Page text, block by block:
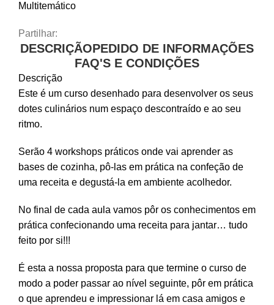
Multitemático
Partilhar:
DESCRIÇÃOPEDIDO DE INFORMAÇÕES
FAQ'S E CONDIÇÕES
Descrição
Este é um curso desenhado para desenvolver os seus
dotes culinários num espaço descontraído e ao seu
ritmo.
Serão 4 workshops práticos onde vai aprender as
bases de cozinha, pô-las em prática na confeção de
uma receita e degustá-la em ambiente acolhedor.
No final de cada aula vamos pôr os conhecimentos em
prática confecionando uma receita para jantar… tudo
feito por si!!!
É esta a nossa proposta para que termine o curso de
modo a poder passar ao nível seguinte, pôr em prática
o que aprendeu e impressionar lá em casa amigos e